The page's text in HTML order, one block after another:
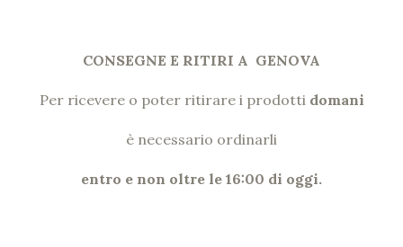
CONSEGNE E RITIRI A GENOVA
Per ricevere o poter ritirare i prodotti domani
è necessario ordinarli
entro e non oltre le 16:00 di oggi.